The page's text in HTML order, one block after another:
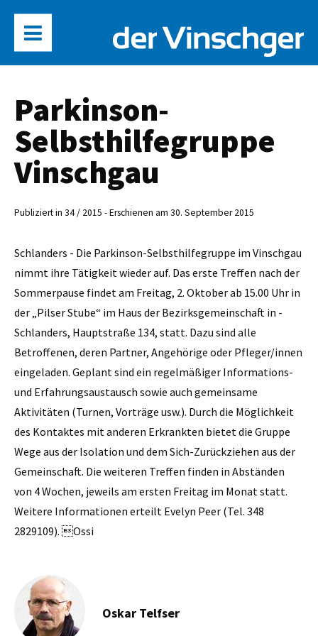
Parkinson-
Selbsthilfegruppe
Vinschgau
Publiziert in 34 / 2015 - Erschienen am 30. September 2015
Schlanders - Die Parkinson-Selbsthilfegruppe im Vinschgau
nimmt ihre Tätigkeit wieder auf. Das erste Treffen nach der
Sommerpause findet am Freitag, 2. Oktober ab 15.00 Uhr in
der „Pilser Stube“ im Haus der Bezirksgemeinschaft in ­
Schlanders, Hauptstraße 134, statt. Dazu sind alle
Betroffenen, deren Partner, Angehörige oder Pfleger/innen
eingeladen. Geplant sind ein regelmäßiger Informations-
und Erfahrungsaustausch sowie auch gemeinsame
Aktivitäten (Turnen, Vorträge usw.). Durch die Möglichkeit
des Kontaktes mit anderen Erkrankten bietet die Gruppe
Wege aus der Isolation und dem Sich-Zurückziehen aus der
Gemeinschaft. Die weiteren Treffen finden in Abständen
von 4 Wochen, jeweils am ersten Freitag im Monat statt.
Weitere Informationen erteilt Evelyn Peer (Tel. 348
2829109). Ossi
Oskar Telfser